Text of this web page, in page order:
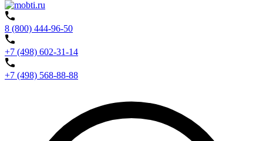
8 (800) 444-96-50
+7 (498) 602-31-14
+7 (498) 568-88-88